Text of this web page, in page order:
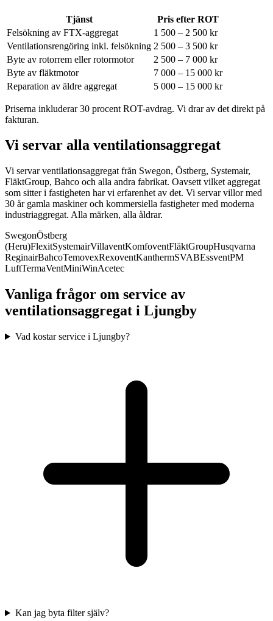
Tjänst
Pris efter ROT
Felsökning av FTX-aggregat
1 500 – 2 500 kr
Ventilationsrengöring inkl. felsökning 2 500 – 3 500 kr
Byte av rotorrem eller rotormotor
2 500 – 7 000 kr
Byte av fläktmotor
7 000 – 15 000 kr
Reparation av äldre aggregat
5 000 – 15 000 kr
Priserna inkluderar 30 procent ROT-avdrag. Vi drar av det direkt på
fakturan.
Vi servar alla ventilationsaggregat
Vi servar ventilationsaggregat från Swegon, Östberg, Systemair,
FläktGroup, Bahco och alla andra fabrikat. Oavsett vilket aggregat
som sitter i fastigheten har vi erfarenhet av det. Vi servar villor med
30 år gamla maskiner och kommersiella fastigheter med moderna
industriaggregat. Alla märken, alla åldrar.
SwegonÖstberg
(Heru)FlexitSystemairVillaventKomfoventFläktGroupHusqvarna
ReginairBahcoTemovexRexoventKanthermSVABEssventPM
LuftTermaVentMiniWinAcetec
Vanliga frågor om service av
ventilationsaggregat i Ljungby
Vad kostar service i Ljungby?
Kan jag byta filter själv?